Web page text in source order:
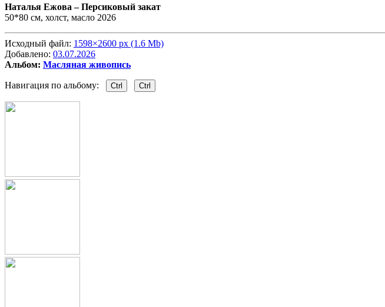
Наталья Ежова –Персиковый закат
50*80 см, холст, масло 2026
Исходный файл: 1598×2600 px (1.6 Mb)
Добавлено: 03.07.2026
Альбом: Масляная живопись
Навигация по альбому: Ctrl Ctrl